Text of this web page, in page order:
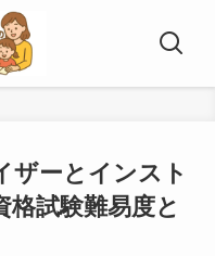
ザーとインスト
格試験難易度と